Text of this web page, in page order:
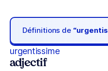
Définitions de
urgentissime
adjectif